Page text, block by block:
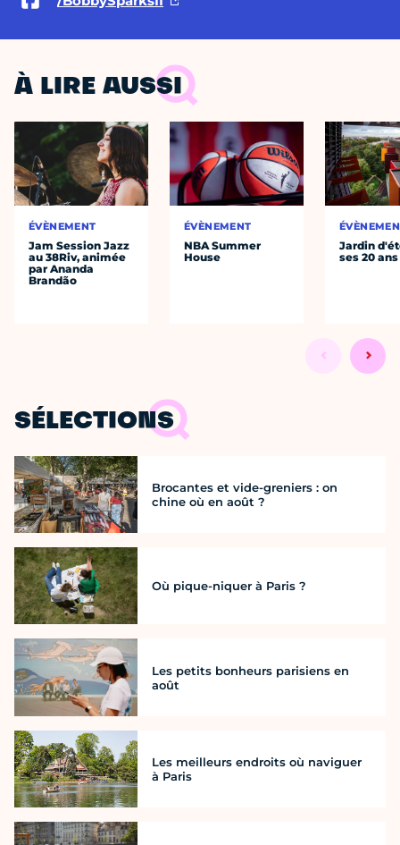
À LIRE AUSSI
ÉVÈNEMENT
Jam Session Jazz
au 38Riv, animée
par Ananda
Brandão
ÉVÈNEMENT
NBA Summer
House
Jardin
ses 20 ans
SÉLECTIONS
Brocantes et vide-greniers : on
chine où en août ?
Où pique-niquer à Paris ?
Les petits bonheurs parisiens en
août
Les meilleurs endroits où naviguer
à Paris